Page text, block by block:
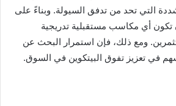
التي تحد من تدفق السيولة. وبناءً على
تكون أي مكاسب مستقبلية تدريجية
ومع ذلك، فإن استمرار البحث عن
في تعزيز تفوق البيتكوين في السوق.